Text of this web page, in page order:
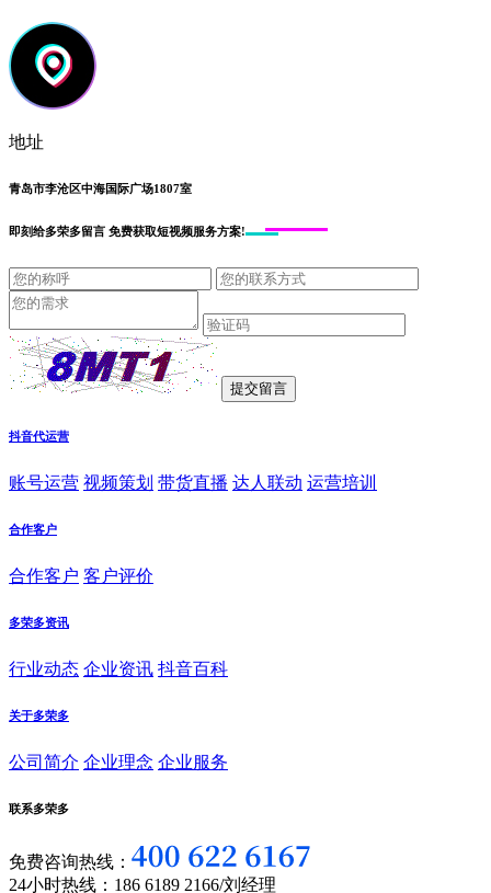
地址
青岛市李沧区中海国际广场1807室
即刻给多荣多留言 免费获取短视频服务方案!
抖音代运营
账号运营 视频策划 带货直播 达人联动 运营培训
合作客户
合作客户 客户评价
多荣多资讯
行业动态 企业资讯 抖音百科
关于多荣多
公司简介 企业理念 企业服务
联系多荣多
免费咨询热线：
24小时热线：186 6189 2166/刘经理